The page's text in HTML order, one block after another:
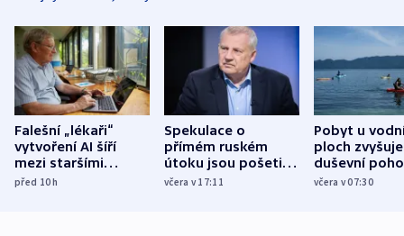
Falešní „lékaři“
vytvoření AI šíří
mezi staršími
Poláky nebezpečné
před 10h
Spekulace o
přímém ruském
útoku jsou pošetilé,
míní estonský
včera v 17:11
Pobyt u
ploch zvyšuje
duševní
ukázala
včera v 07:30